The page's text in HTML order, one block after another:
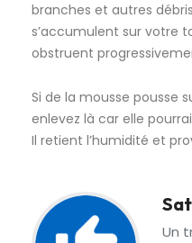
branches et autres
s’accumulent sur votre
obstruent
Si de la mousse pousse
enlevez là car elle
Il retient l’humidité et
Un